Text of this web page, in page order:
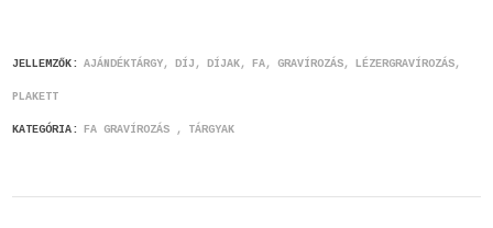
JELLEMZŐK: AJÁNDÉKTÁRGY DÍJ DÍJAK FA GRAVÍROZÁS LÉZERGRAVÍROZÁS
PLAKETT
KATEGÓRIA: FA GRAVÍROZÁS TÁRGYAK